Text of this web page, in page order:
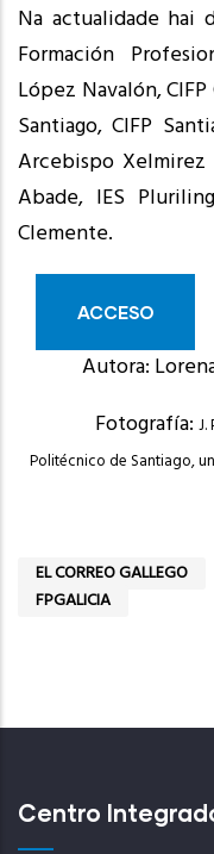
Na actualidade hai
Formación
López Navalón,
Santiago, CIFP
Arcebispo Xelmirez
Abade, IES
Clemente.
ACCESO
Autora:
Fotografía: J.
Politécnico de Santiago,
EL CORREO GALLEGO
FPGALICIA
Centro